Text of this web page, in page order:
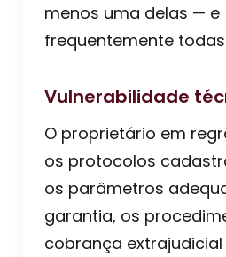
menos uma delas — e
frequentemente
Vulnerabilidade
O proprietário em
os protocolos
os parâmetros
garantia, os
cobrança